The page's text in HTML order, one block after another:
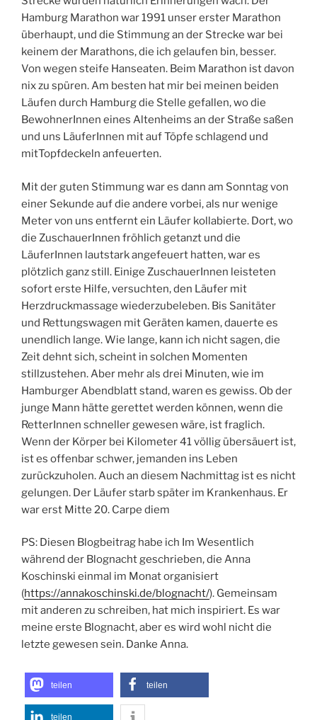
Hamburg Marathon war 1991 unser erster Marathon
überhaupt, und die Stimmung an der Strecke war bei
keinem der Marathons, die ich gelaufen bin, besser.
Von wegen steife Hanseaten. Beim Marathon ist davon
nix zu spüren. Am besten hat mir bei meinen beiden
Läufen durch Hamburg die Stelle gefallen, wo die
BewohnerInnen eines Altenheims an der Straße saßen
und uns LäuferInnen mit auf Töpfe schlagend und
mitTopfdeckeln anfeuerten.
Mit der guten Stimmung war es dann am Sonntag von
einer Sekunde auf die andere vorbei, als nur wenige
Meter von uns entfernt ein Läufer kollabierte. Dort, wo
die ZuschauerInnen fröhlich getanzt und die
LäuferInnen lautstark angefeuert hatten, war es
plötzlich ganz still. Einige ZuschauerInnen leisteten
sofort erste Hilfe, versuchten, den Läufer mit
Herzdruckmassage wiederzubeleben. Bis Sanitäter
und Rettungswagen mit Geräten kamen, dauerte es
unendlich lange. Wie lange, kann ich nicht sagen, die
Zeit dehnt sich, scheint in solchen Momenten
stillzustehen. Aber mehr als drei Minuten, wie im
Hamburger Abendblatt stand, waren es gewiss. Ob der
junge Mann hätte gerettet werden können, wenn die
RetterInnen schneller gewesen wäre, ist fraglich.
Wenn der Körper bei Kilometer 41 völlig übersäuert ist,
ist es offenbar schwer, jemanden ins Leben
zurückzuholen. Auch an diesem Nachmittag ist es nicht
gelungen. Der Läufer starb später im Krankenhaus. Er
war erst Mitte 20. Carpe diem
PS: Diesen Blogbeitrag habe ich Im Wesentlich
während der Blognacht geschrieben, die Anna
Koschinski einmal im Monat organisiert
(https://annakoschinski.de/blognacht/). Gemeinsam
mit anderen zu schreiben, hat mich inspiriert. Es war
meine erste Blognacht, aber es wird wohl nicht die
letzte gewesen sein. Danke Anna.
teilen teilen
teilen